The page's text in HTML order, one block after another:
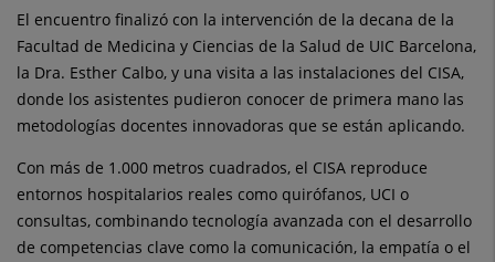
El encuentro finalizó con la intervención de la decana de la
Facultad de Medicina y Ciencias de la Salud de UIC Barcelona,
la Dra. Esther Calbo, y una visita a las instalaciones del CISA,
donde los asistentes pudieron conocer de primera mano las
metodologías docentes innovadoras que se están aplicando.
Con más de 1.000 metros cuadrados, el CISA reproduce
entornos hospitalarios reales como quirófanos, UCI o
consultas, combinando tecnología avanzada con el desarrollo
de competencias clave como la comunicación, la empatía o el